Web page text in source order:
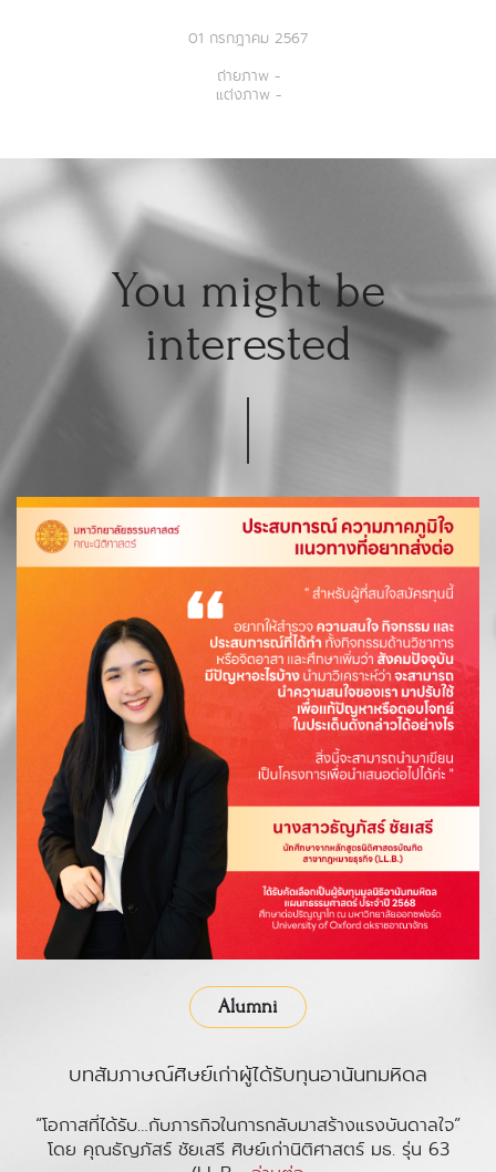
01 กรกฎาคม 2567
ถ่ายภาพ -
แต่งภาพ -
You might be
interested
Alumni
บทสัมภาษณ์ศิษย์เก่าผู้ได้รับทุนอานันทมหิดล
“โอกาสที่ได้รับ…กับภารกิจในการกลับมาสร้างแรงบันดาลใจ”
โดย คุณธัญภัสร์ ชัยเสรี ศิษย์เก่านิติศาสตร์ มธ. รุ่น 63